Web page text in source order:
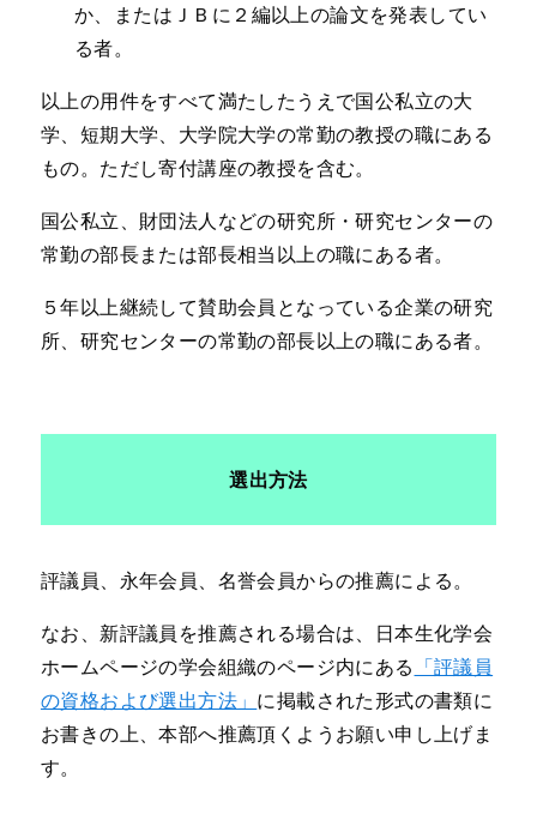
か、またはＪＢに２編以上の論文を発表してい
る者。
以上の用件をすべて満たしたうえで国公私立の大
学、短期大学、大学院大学の常勤の教授の職にある
もの。ただし寄付講座の教授を含む。
国公私立、財団法人などの研究所・研究センターの
常勤の部長または部長相当以上の職にある者。
５年以上継続して賛助会員となっている企業の研究
所、研究センターの常勤の部長以上の職にある者。
選出方法
評議員、永年会員、名誉会員からの推薦による。
なお、新評議員を推薦される場合は、日本生化学会
ホームページの学会組織のページ内にある 「評議員
の資格および選出方法」 に掲載された形式の書類に
お書きの上、本部へ推薦頂くようお願い申し上げま
す。